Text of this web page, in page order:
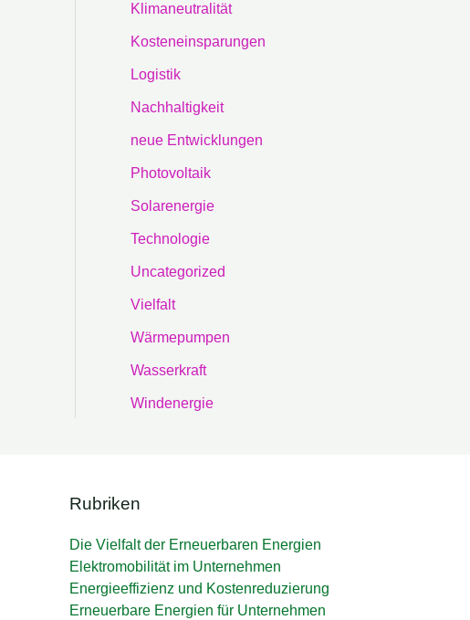
Klimaneutralität
Kosteneinsparungen
Logistik
Nachhaltigkeit
neue Entwicklungen
Photovoltaik
Solarenergie
Technologie
Uncategorized
Vielfalt
Wärmepumpen
Wasserkraft
Windenergie
Rubriken
Die Vielfalt der Erneuerbaren Energien
Elektromobilität im Unternehmen
Energieeffizienz und Kostenreduzierung
Erneuerbare Energien für Unternehmen